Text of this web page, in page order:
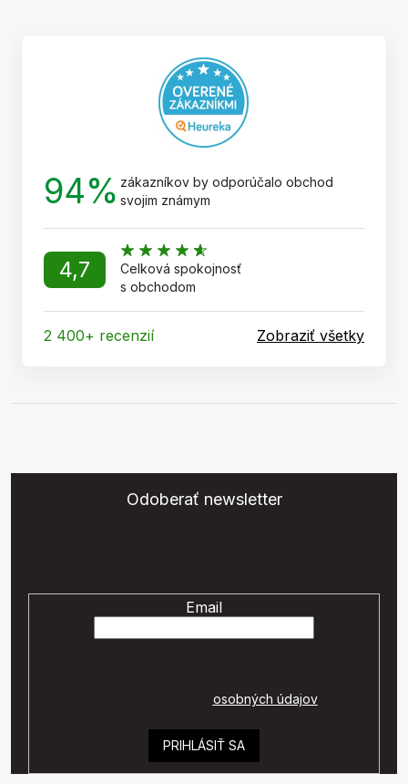
94% zákazníkov by odporúčalo obchod
svojim známym
4,7
Celková spokojnosť
s obchodom
2 400+ recenzií Zobraziť všetky
Odoberať newsletter
Email
osobných údajov.
PRIHLÁSIŤ SA